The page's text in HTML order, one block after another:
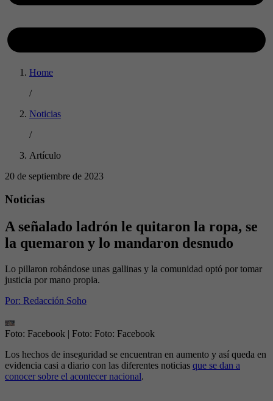
Home
/
Noticias
/
Artículo
20 de septiembre de 2023
Noticias
A señalado ladrón le quitaron la ropa, se
la quemaron y lo mandaron desnudo
Lo pillaron robándose unas gallinas y la comunidad optó por tomar
justicia por mano propia.
Por: Redacción Soho
Foto: Facebook | Foto: Foto: Facebook
Los hechos de inseguridad se encuentran en aumento y así queda en
evidencia casi a diario con las diferentes noticias que se dan a
conocer sobre el acontecer nacional.